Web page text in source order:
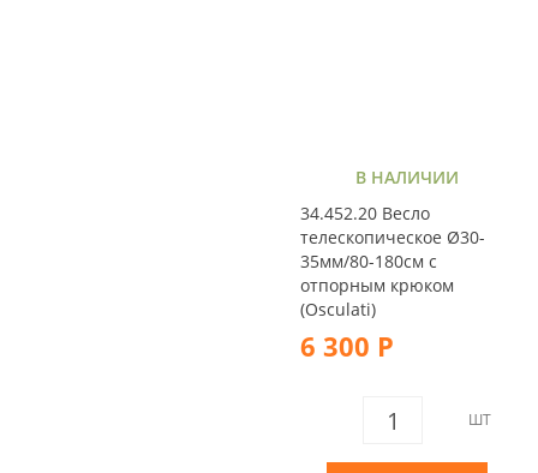
В НАЛИЧИИ
34.452.20 Весло
телескопическое Ø30-
35мм/80-180см с
отпорным крюком
(Osculati)
6 300 Р
ШТ